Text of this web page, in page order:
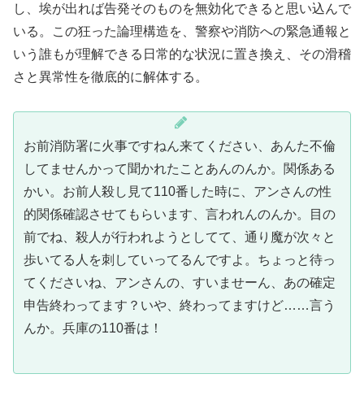
し、埃が出れば告発そのものを無効化できると思い込んで
いる。この狂った論理構造を、警察や消防への緊急通報と
いう誰もが理解できる日常的な状況に置き換え、その滑稽
さと異常性を徹底的に解体する。
お前消防署に火事ですねん来てください、あんた不倫
してませんかって聞かれたことあんのんか。関係ある
かい。お前人殺し見て110番した時に、アンさんの性
的関係確認させてもらいます、言われんのんか。目の
前でね、殺人が行われようとしてて、通り魔が次々と
歩いてる人を刺していってるんですよ。ちょっと待っ
てくださいね、アンさんの、すいませーん、あの確定
申告終わってます？いや、終わってますけど……言う
んか。兵庫の110番は！